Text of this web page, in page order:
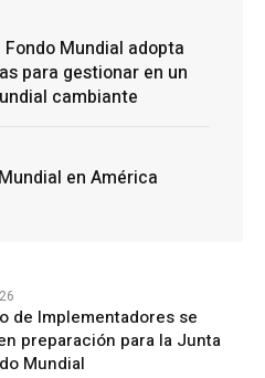
Mundial adopta
para gestionar en un
cambiante
en América
de Implementadores se
preparación para la Junta
Mundial